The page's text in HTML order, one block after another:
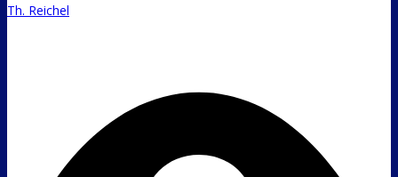
Th. Reichel